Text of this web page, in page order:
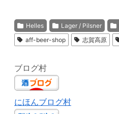
Helles Lager / Pilsner
aff-beer-shop
志賀高原
ブログ村
にほんブログ村